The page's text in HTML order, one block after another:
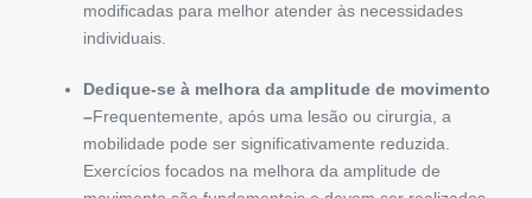
modificadas para melhor atender às necessidades
individuais.
Dedique-se à melhora da amplitude de movimento
–Frequentemente, após uma lesão ou cirurgia, a
mobilidade pode ser significativamente reduzida.
Exercícios focados na melhora da amplitude de